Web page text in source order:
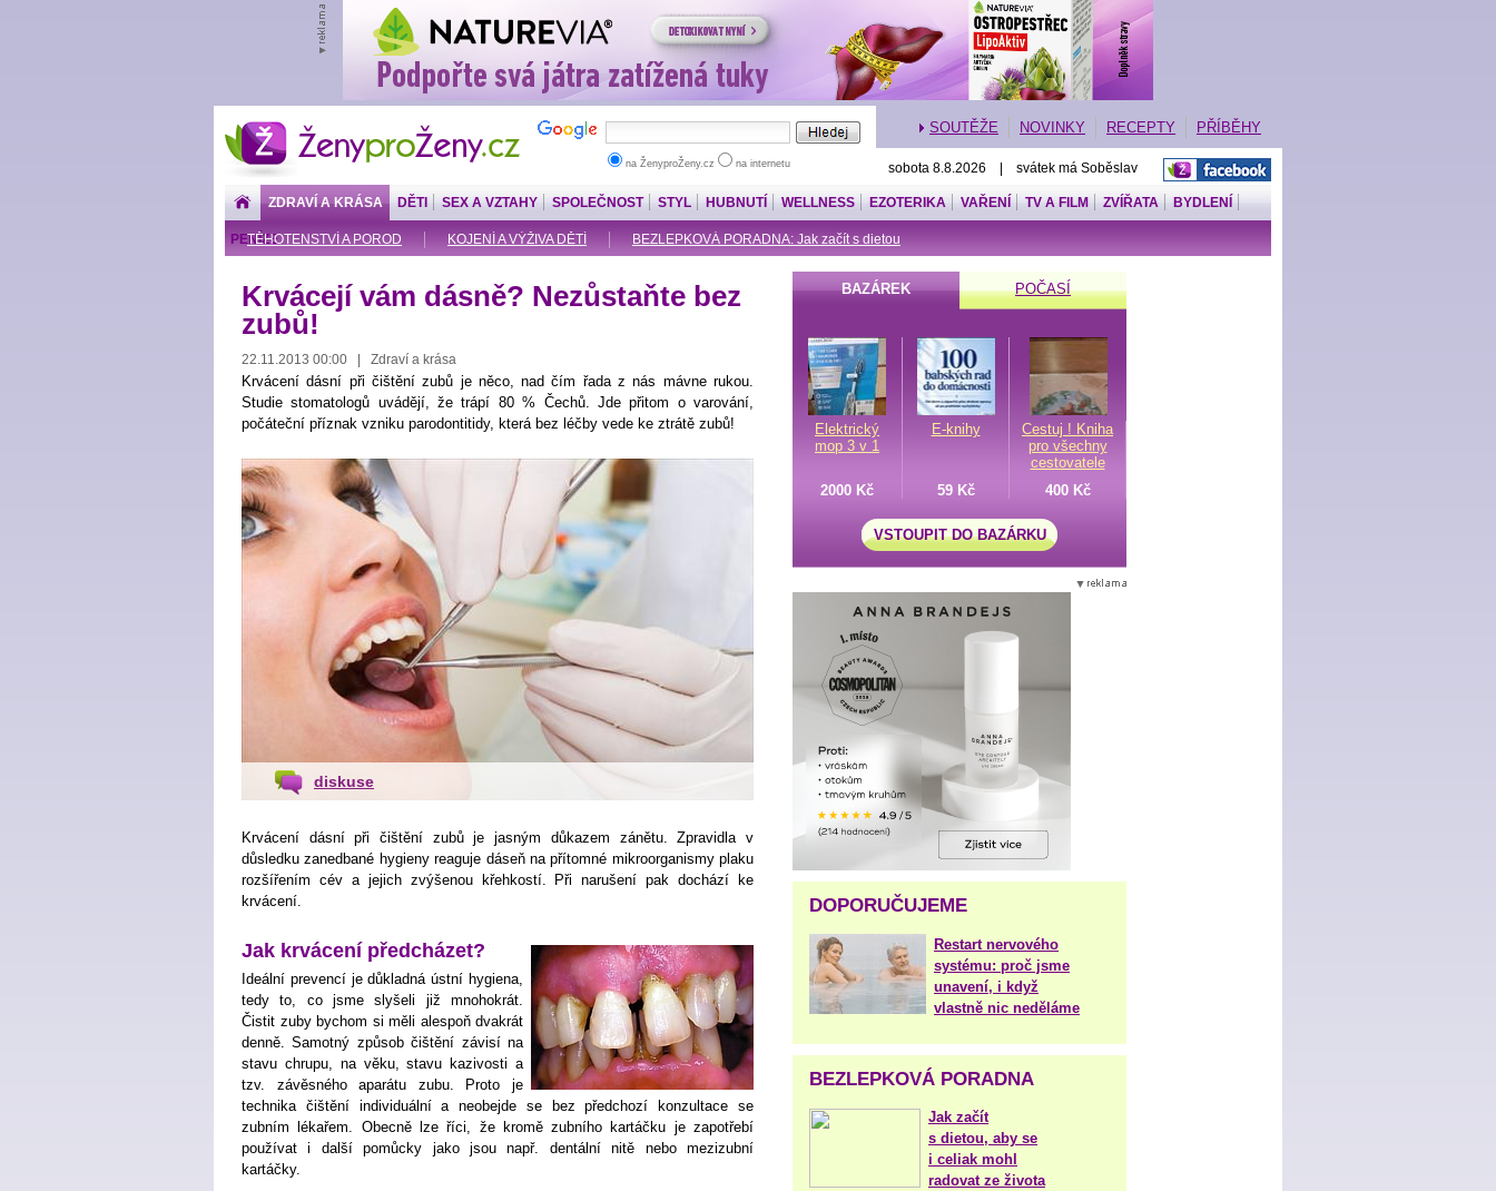
ŽenyproŽeny.cz
na ŽenyproŽeny.cz na internetu
SOUTĚŽE NOVINKY RECEPTY PŘÍBĚHY
sobota 8.8.2026 | svátek má Soběslav
ZDRAVÍ A KRÁSA
TĚHOTENSTVÍ A POROD KOJENÍ A VÝŽIVA DĚTÍ BEZLEPKOVÁ PORADNA: Jak začít s dietou
DĚTI SEX A VZTAHY SPOLEČNOST STYL HUBNUTÍ WELLNESS EZOTERIKA VAŘENÍ TV A FILM ZVÍŘATA BYDLENÍ
PENÍZE
Krvácejí vám dásně? Nezůstaňte bez
zubů!
22.11.2013 00:00 | Zdraví a krása
Krvácení dásní při čištění zubů je něco, nad čím řada z nás mávne rukou.
Studie stomatologů uvádějí, že trápí 80 % Čechů. Jde přitom o varování,
počáteční příznak vzniku parodontitidy, která bez léčby vede ke ztrátě zubů!
diskuse
Krvácení dásní při čištění zubů je jasným důkazem zánětu. Zpravidla v
důsledku zanedbané hygieny reaguje dáseň na přítomné mikroorganismy plaku
rozšířením cév a jejich zvýšenou křehkostí. Při narušení pak dochází ke
krvácení.
Jak krvácení předcházet?
Ideální prevencí je důkladná ústní hygiena,
tedy to, co jsme slyšeli již mnohokrát.
Čistit zuby bychom si měli alespoň dvakrát
denně. Samotný způsob čištění závisí na
stavu chrupu, na věku, stavu kazivosti a
tzv. závěsného aparátu zubu. Proto je
technika čištění individuální a neobejde se bez předchozí konzultace se
zubním lékařem. Obecně lze říci, že kromě zubního kartáčku je zapotřebí
používat i další pomůcky jako jsou např. dentální nitě nebo mezizubní
kartáčky.
BAZÁREK POČASÍ
Elektrický
mop 3 v 1
E-knihy
Cestuj ! Kniha
pro všechny
cestovatele
2000 Kč
59 Kč 400 Kč
VSTOUPIT DO BAZÁRKU
DOPORUČUJEME
Restart nervového
systému: proč jsme
unavení, i když
vlastně nic neděláme
BEZLEPKOVÁ PORADNA
Jak začít
s dietou, aby se
i celiak mohl
radovat ze života